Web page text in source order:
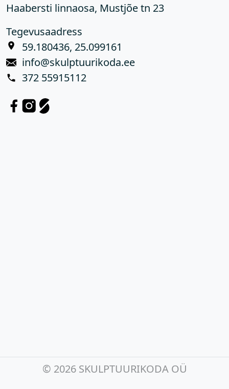
Haabersti linnaosa, Mustjõe tn 23
Tegevusaadress
59.180436, 25.099161
info@skulptuurikoda.ee
372 55915112
© 2026 SKULPTUURIKODA OÜ